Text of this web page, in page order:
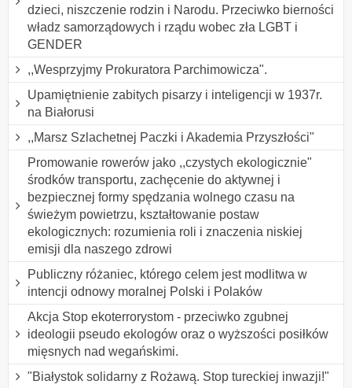
dzieci, niszczenie rodzin i Narodu. Przeciwko bierności
władz samorządowych i rządu wobec zła LGBT i
GENDER
,,Wesprzyjmy Prokuratora Parchimowicza".
Upamiętnienie zabitych pisarzy i inteligencji w 1937r.
na Białorusi
,,Marsz Szlachetnej Paczki i Akademia Przyszłości"
Promowanie rowerów jako ,,czystych ekologicznie"
środków transportu, zachęcenie do aktywnej i
bezpiecznej formy spędzania wolnego czasu na
świeżym powietrzu, kształtowanie postaw
ekologicznych: rozumienia roli i znaczenia niskiej
emisji dla naszego zdrowi
Publiczny różaniec, którego celem jest modlitwa w
intencji odnowy moralnej Polski i Polaków
Akcja Stop ekoterrorystom - przeciwko zgubnej
ideologii pseudo ekologów oraz o wyższości posiłków
mięsnych nad wegańskimi.
"Białystok solidarny z Rożawą. Stop tureckiej inwazji!"